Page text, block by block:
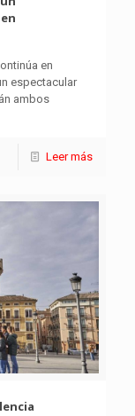
en
espectacular
ambos
Leer más